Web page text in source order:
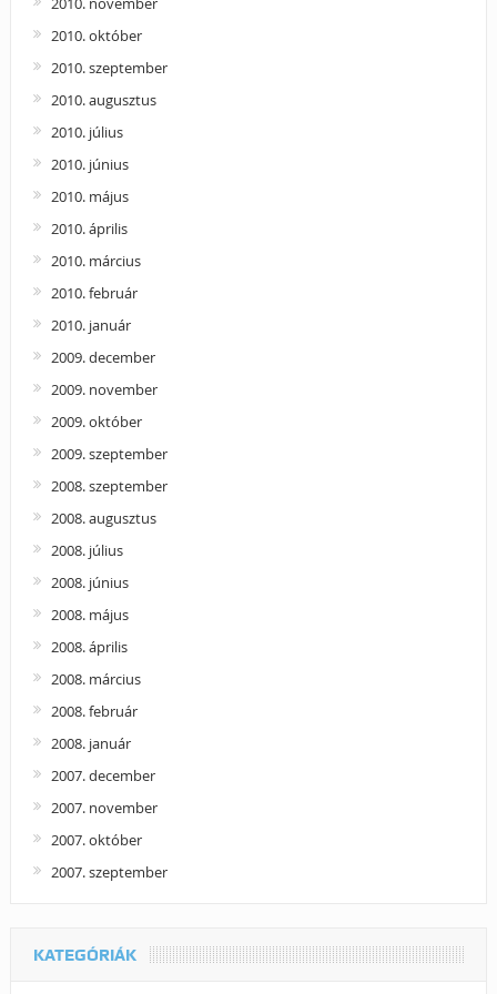
2010. október
2010. szeptember
2010. augusztus
2010. július
2010. június
2010. május
2010. április
2010. március
2010. február
2010. január
2009. december
2009. november
2009. október
2009. szeptember
2008. szeptember
2008. augusztus
2008. július
2008. június
2008. május
2008. április
2008. március
2008. február
2008. január
2007. december
2007. november
2007. október
2007. szeptember
KATEGÓRIÁK